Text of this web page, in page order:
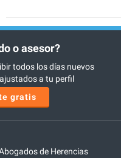
o asesor?
todos los días nuevos
a tu perfil
gratis
de Herencias